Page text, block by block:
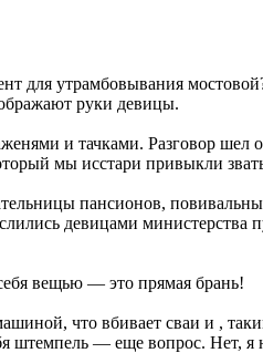
для утрамбовывания
руки девицы.
и тачками. Разговор шел
мы исстари привыкли
пансионов,
девицами министерства
вещью — это прямая брань!
что вбивает сваи и ,
штемпель — еще вопрос. Нет, я